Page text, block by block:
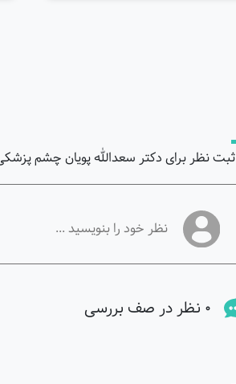
ثبت نظر برای دکتر سعدالله پویان چشم
0 نظر در صف بررسی